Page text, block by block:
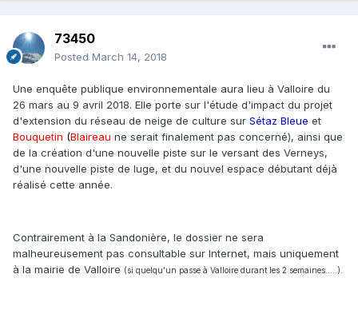
73450
Posted March 14, 2018
Une enquête publique environnementale aura lieu à Valloire du
26 mars au 9 avril 2018. Elle porte sur l'étude d'impact du projet
d'extension du réseau de neige de culture sur Sétaz Bleue et
Bouquetin (Blaireau ne serait finalement pas concerné), ainsi que
de la création d'une nouvelle piste sur le versant des Verneys,
d'une nouvelle piste de luge, et du nouvel espace débutant déjà
réalisé cette année.
Contrairement à la Sandonière, le dossier ne sera
malheureusement pas consultable sur Internet, mais uniquement
à la mairie de Valloire (si quelqu'un passe à Valloire durant les 2 semaines.....).